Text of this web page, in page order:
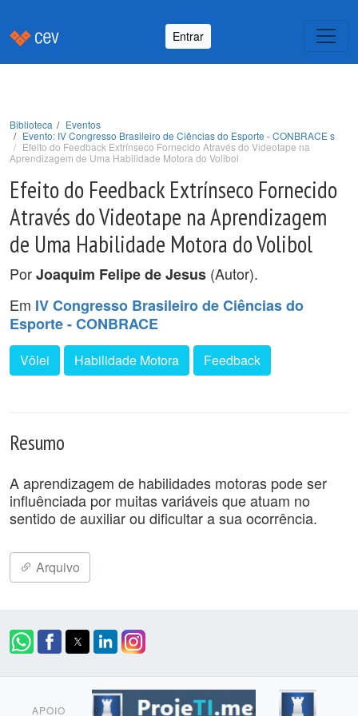
Entrar
Biblioteca
Eventos
Evento: IV Congresso Brasileiro de Ciências do Esporte - CONBRACE s
Efeito do Feedback Extrínseco Fornecido Através do Videotape na
Aprendizagem de Uma Habilidade Motora do Volibol
Efeito do Feedback Extrínseco Fornecido
Através do Videotape na Aprendizagem
de Uma Habilidade Motora do Volibol
PorJoaquim Felipe de Jesus (Autor).
Em IV Congresso Brasileiro de Ciências do
Esporte - CONBRACE
Vôlei Habilidade Motora Feedback
Resumo
A aprendizagem de habilidades motoras pode ser
influênciada por muitas variáveis que atuam no
sentido de auxiliar ou dificultar a sua ocorrência.
Arquivo
APOIO